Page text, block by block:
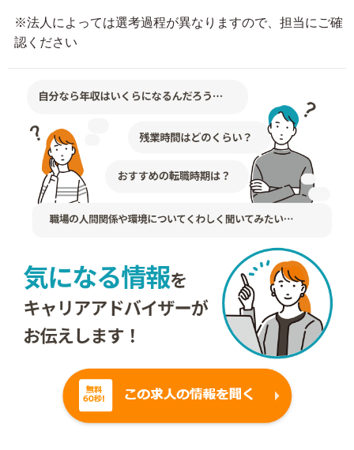
※法人によっては選考過程が異なりますので、担当にご確
認ください